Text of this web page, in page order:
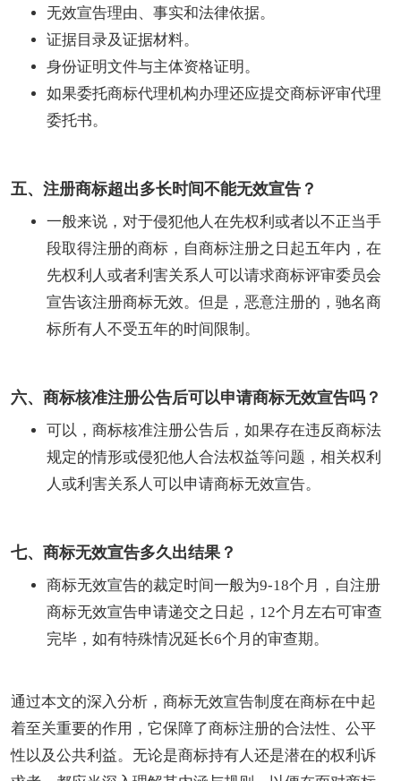
无效宣告理由、事实和法律依据。
证据目录及证据材料。
身份证明文件与主体资格证明。
如果委托商标代理机构办理还应提交商标评审代理
委托书。
五、注册商标超出多长时间不能无效宣告？
一般来说，对于侵犯他人在先权利或者以不正当手
段取得注册的商标，自商标注册之日起五年内，在
先权利人或者利害关系人可以请求商标评审委员会
宣告该注册商标无效。但是，恶意注册的，驰名商
标所有人不受五年的时间限制。
六、商标核准注册公告后可以申请商标无效宣告吗？
可以，商标核准注册公告后，如果存在违反商标法
规定的情形或侵犯他人合法权益等问题，相关权利
人或利害关系人可以申请商标无效宣告。
七、商标无效宣告多久出结果？
商标无效宣告的裁定时间一般为9-18个月，自注册
商标无效宣告申请递交之日起，12个月左右可审查
完毕，如有特殊情况延长6个月的审查期。
通过本文的深入分析，商标无效宣告制度在商标在中起
着至关重要的作用，它保障了商标注册的合法性、公平
性以及公共利益。无论是商标持有人还是潜在的权利诉